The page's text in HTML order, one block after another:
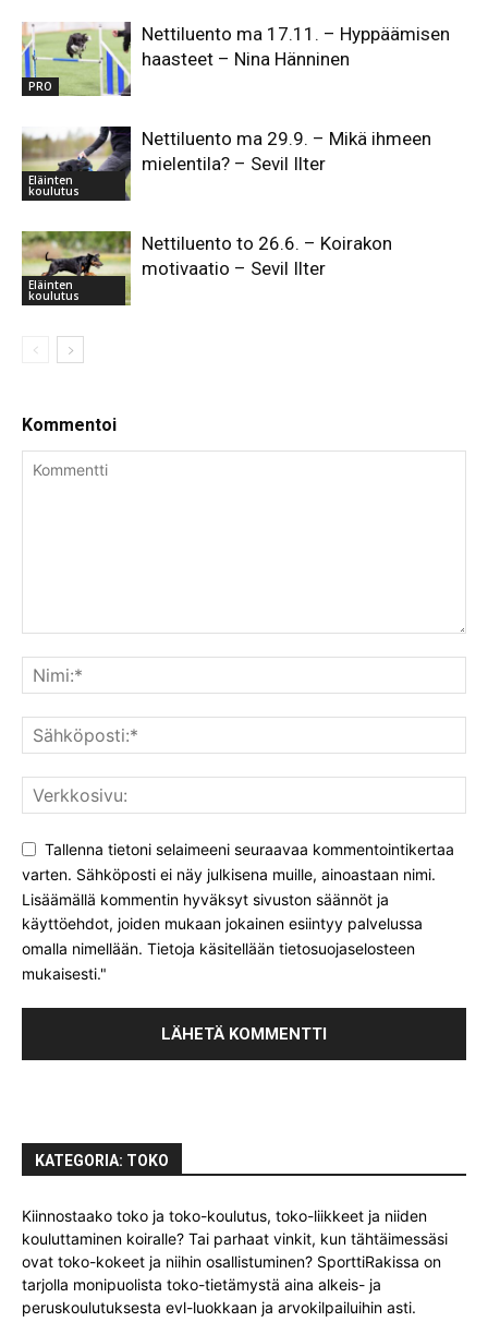
PRO
Nettiluento ma 17.11. – Hyppäämisen
haasteet – Nina Hänninen
Eläinten
koulutus
Nettiluento ma 29.9. – Mikä ihmeen
mielentila? – Sevil Ilter
Eläinten
koulutus
Nettiluento to 26.6. – Koirakon
motivaatio – Sevil Ilter
Kommentoi
Tallenna tietoni selaimeeni seuraavaa kommentointikertaa
varten. Sähköposti ei näy julkisena muille, ainoastaan nimi.
Lisäämällä kommentin hyväksyt sivuston säännöt ja
käyttöehdot, joiden mukaan jokainen esiintyy palvelussa
omalla nimellään. Tietoja käsitellään tietosuojaselosteen
mukaisesti."
KATEGORIA: TOKO
Kiinnostaako toko ja toko-koulutus, toko-liikkeet ja niiden
kouluttaminen koiralle? Tai parhaat vinkit, kun tähtäimessäsi
ovat toko-kokeet ja niihin osallistuminen? SporttiRakissa on
tarjolla monipuolista toko-tietämystä aina alkeis- ja
peruskoulutuksesta evl-luokkaan ja arvokilpailuihin asti.